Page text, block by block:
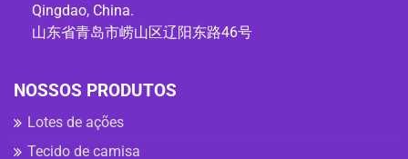
Qingdao, China.
山东省青岛市崂山区辽阳东路46号
NOSSOS PRODUTOS
Lotes de ações
Tecido de camisa